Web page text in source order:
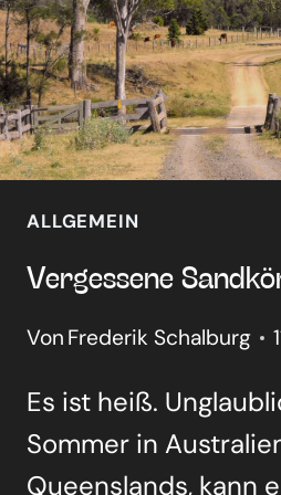
ALLGEMEIN
Ver­ges­se­ne
Von Frederik Schalburg
Es ist heiß.
Som­mer in
Queens­lands, kann